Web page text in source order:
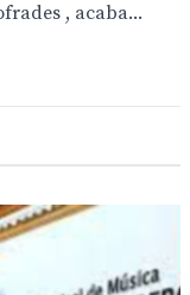
, acaba...